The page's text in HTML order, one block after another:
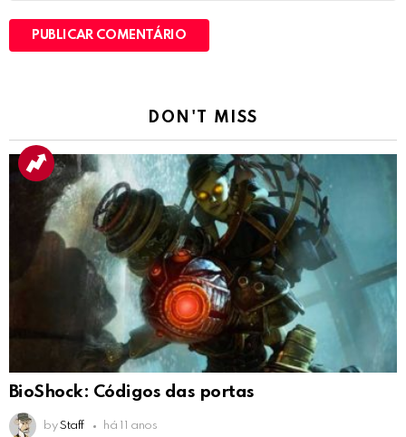
DON'T MISS
BioShock: Códigos das portas
by Staff há 11 anos